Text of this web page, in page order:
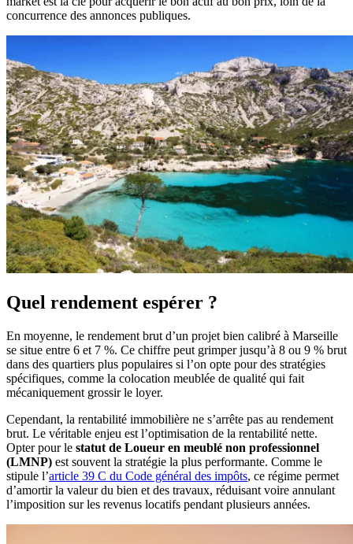
concurrence des annonces publiques.
Quel rendement espérer ?
En moyenne, le rendement brut d’un projet bien calibré à Marseille
se situe entre 6 et 7 %. Ce chiffre peut grimper jusqu’à 8 ou 9 % brut
dans des quartiers plus populaires si l’on opte pour des stratégies
spécifiques, comme la colocation meublée de qualité qui fait
mécaniquement grossir le loyer.
Cependant, la rentabilité immobilière ne s’arrête pas au rendement
brut. Le véritable enjeu est l’optimisation de la rentabilité nette.
Opter pour le statut de Loueur en meublé non professionnel
(LMNP) est souvent la stratégie la plus performante. Comme le
stipule l’article 39 C du Code général des impôts, ce régime permet
d’amortir la valeur du bien et des travaux, réduisant voire annulant
l’imposition sur les revenus locatifs pendant plusieurs années.